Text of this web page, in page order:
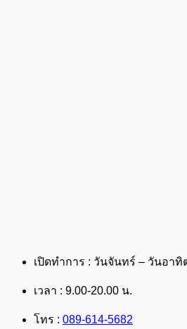
เปิดทำการ : วันจันทร์ – วันอาทิ
เวลา : 9.00-20.00 น.
โทร : 089-614-5682